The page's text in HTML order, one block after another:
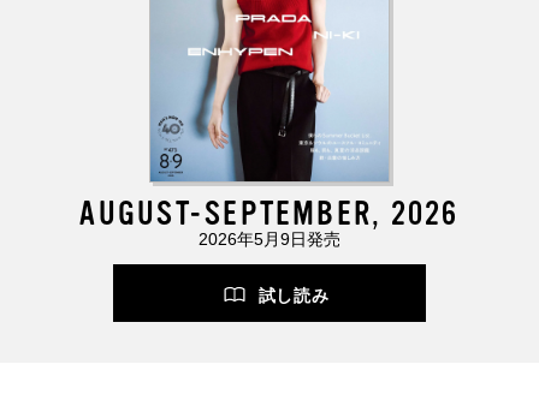
AUGUST-SEPTEMBER, 2026
2026年5月9日発売
試し読み